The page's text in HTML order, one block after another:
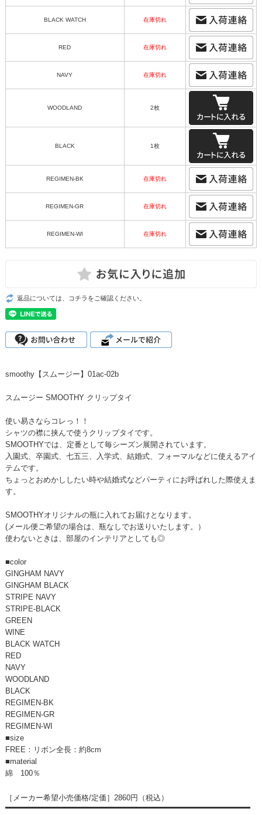
BLACK WATCH 在庫切れ
RED 在庫切れ
NAVY 在庫切れ
WOODLAND 2枚
BLACK 1枚
REGIMEN-BK 在庫切れ
REGIMEN-GR 在庫切れ
REGIMEN-WI 在庫切れ
返品については、コチラをご確認ください。
smoothy【スムージー】 01ac-02b
スムージー SMOOTHY クリップタイ
使い易さならコレっ！！
シャツの襟に挟んで使うクリップタイです。
SMOOTHYでは、定番として毎シーズン展開されています。
入園式、卒園式、七五三、入学式、結婚式、フォーマルなどに使えるアイ
テムです。
ちょっとおめかししたい時や結婚式などパーティにお呼ばれした際使えま
す。
SMOOTHYオリジナルの瓶に入れてお届けとなります。
(メール便ご希望の場合は、瓶なしでお送りいたします。）
使わないときは、部屋のインテリアとしても◎
■color
GINGHAM NAVY
GINGHAM BLACK
STRIPE NAVY
STRIPE-BLACK
GREEN
WINE
BLACK WATCH
RED
NAVY
WOODLAND
BLACK
REGIMEN-BK
REGIMEN-GR
REGIMEN-WI
■size
FREE：リボン全長：約8cm
■material
綿 100％
［メーカー希望小売価格/定価］2860円（税込）